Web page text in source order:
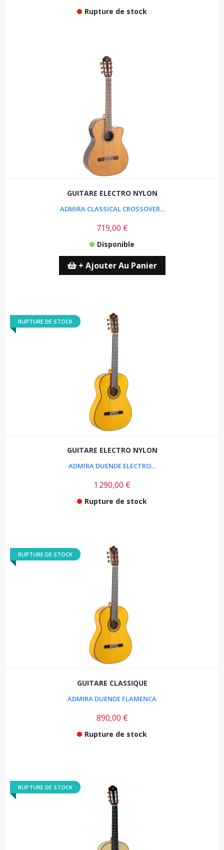
Rupture de stock
GUITARE ELECTRO NYLON
ADMIRA CLASSICAL CROSSOVER...
719,00 €
Disponible
+ Ajouter Au Panier
RUPTURE DE STOCK
GUITARE ELECTRO NYLON
ADMIRA DUENDE ELECTRO...
1 290,00 €
Rupture de stock
RUPTURE DE STOCK
GUITARE CLASSIQUE
ADMIRA DUENDE FLAMENCA
890,00 €
Rupture de stock
RUPTURE DE STOCK